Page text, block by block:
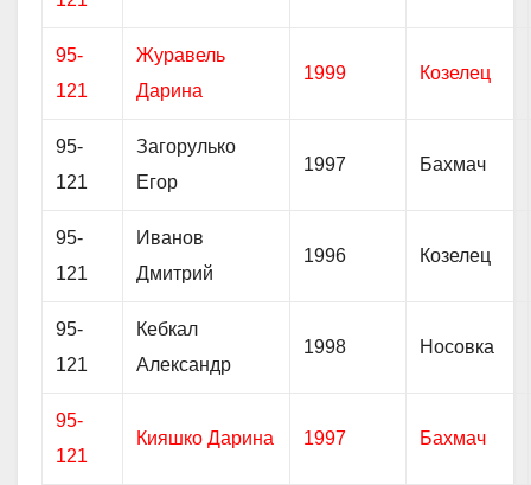
95-
121
Журавель
Дарина
1999 Козелец
95-
121
Загорулько
Егор
1997 Бахмач
95-
121
Иванов
Дмитрий
1996 Козелец
95-
121
Кебкал
Александр
1998 Носовка
95-
121
Кияшко Дарина 1997 Бахмач